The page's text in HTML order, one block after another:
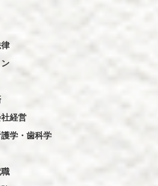
経営
学・歯科学